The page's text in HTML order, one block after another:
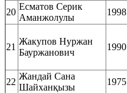
20
Есматов Серик
Аманжолулы
1998
21
Жакупов Нуржан
Бауржанович
1990
22
Жандай Сана
Шайханқызы
1975